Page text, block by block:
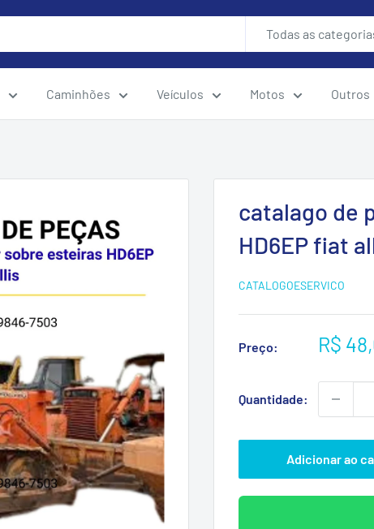
Todas as
Caminhões Veículos Motos Outros
catalago de
HD6EP fiat
CATALOGOESERVICO
Preço:
Preço
R$
Quantidade:
Adicionar ao